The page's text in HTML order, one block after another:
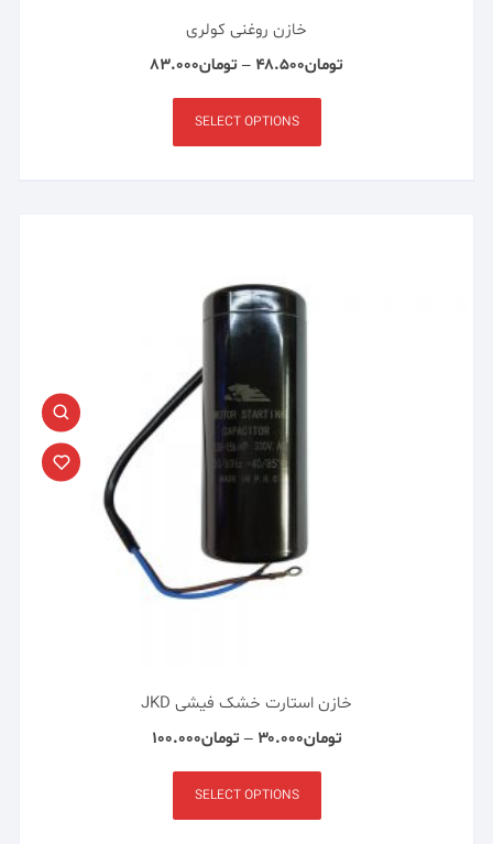
خازن روغنی کولری
تومان۴۸.۵۰۰ – تومان۸۳.۰۰۰
SELECT OPTIONS
خازن استارت خشک فیشی JKD
تومان۳۰.۰۰۰ – تومان۱۰۰.۰۰۰
SELECT OPTIONS